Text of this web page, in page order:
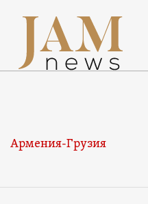
Армения-Грузия